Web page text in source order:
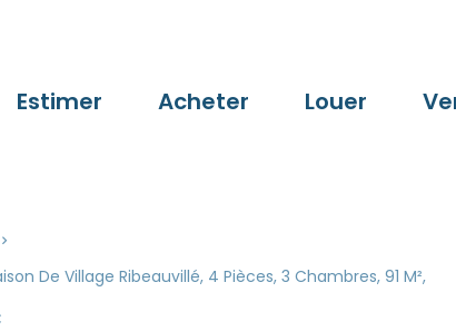
Estimer Acheter Louer
De Village Ribeauvillé, 4 Pièces, 3 Chambres, 91 M²,